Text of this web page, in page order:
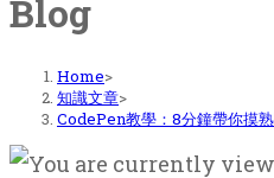
Blog
Home>
知識文章>
CodePen教學：8分鐘帶你摸